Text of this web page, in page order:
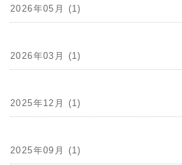
2026年05月 (1)
2026年03月 (1)
2025年12月 (1)
2025年09月 (1)